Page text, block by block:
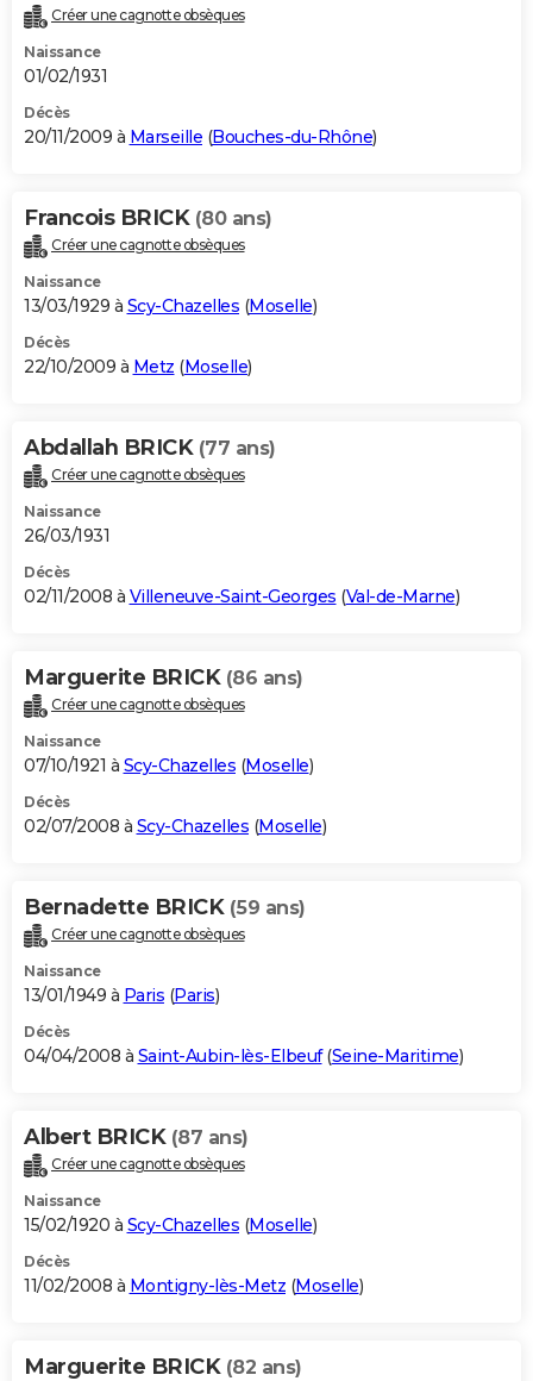
Créer une cagnotte obsèques
Naissance
01/02/1931
Décès
20/11/2009 à Marseille (Bouches-du-Rhône)
Francois BRICK (80 ans)
Créer une cagnotte obsèques
Naissance
13/03/1929 à Scy-Chazelles (Moselle)
Décès
22/10/2009 à Metz (Moselle)
Abdallah BRICK (77 ans)
Créer une cagnotte obsèques
Naissance
26/03/1931
Décès
02/11/2008 à Villeneuve-Saint-Georges (Val-de-Marne)
Marguerite BRICK (86 ans)
Créer une cagnotte obsèques
Naissance
07/10/1921 à Scy-Chazelles (Moselle)
Décès
02/07/2008 à Scy-Chazelles (Moselle)
Bernadette BRICK (59 ans)
Créer une cagnotte obsèques
Naissance
13/01/1949 à Paris (Paris)
Décès
04/04/2008 à Saint-Aubin-lès-Elbeuf(Seine-Maritime)
Albert BRICK (87 ans)
Créer une cagnotte obsèques
Naissance
15/02/1920 à Scy-Chazelles (Moselle)
Décès
11/02/2008 à Montigny-lès-Metz (Moselle)
Marguerite BRICK (82 ans)